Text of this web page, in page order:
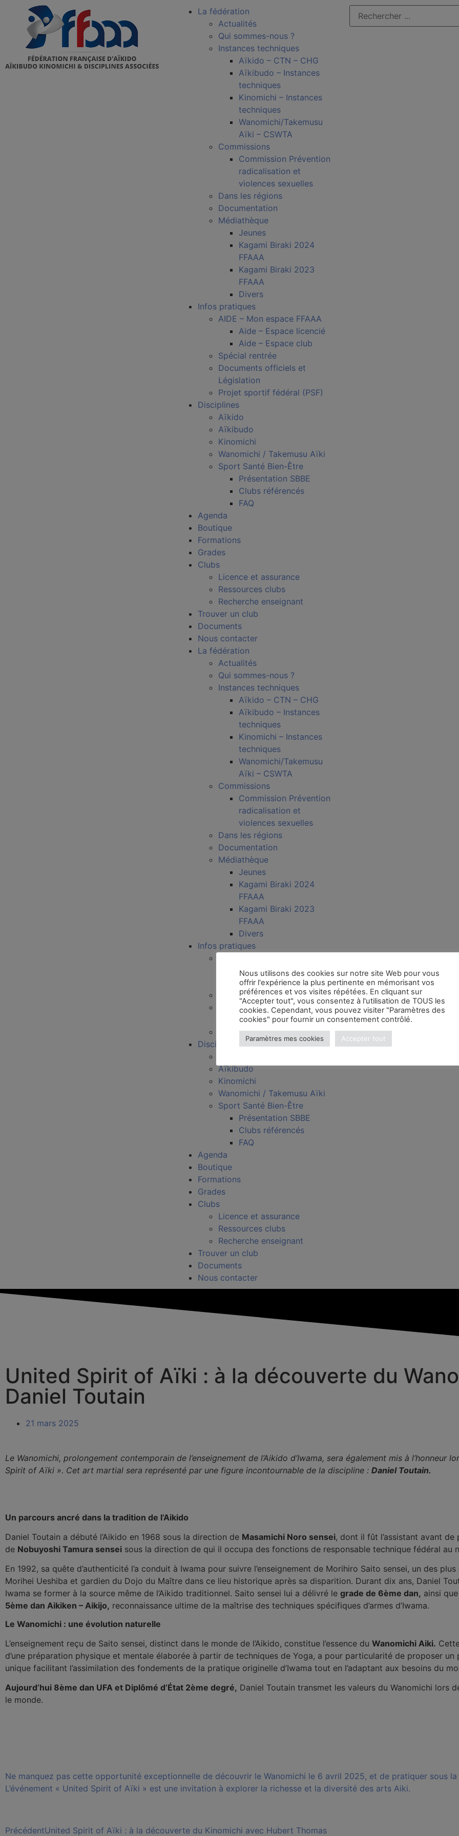
La fédération
Actualités
Qui sommes-nous ?
Instances techniques
Aïkido – CTN – CHG
Aïkibudo – Instances
techniques
Kinomichi – Instances
techniques
Wanomichi/Takemusu
Aïki – CSWTA
Commissions
Commission Prévention
radicalisation et
violences sexuelles
Dans les régions
Documentation
Médiathèque
Jeunes
Kagami Biraki 2024
FFAAA
Kagami Biraki 2023
FFAAA
Divers
Infos pratiques
AIDE – Mon espace FFAAA
Aide – Espace licencié
Aide – Espace club
Spécial rentrée
Documents officiels et
Législation
Projet sportif fédéral (PSF)
Disciplines
Aïkido
Aïkibudo
Kinomichi
Wanomichi / Takemusu Aïki
Sport Santé Bien-Être
Présentation SBBE
Clubs référencés
FAQ
Agenda
Boutique
Formations
Grades
Clubs
Licence et assurance
Ressources clubs
Recherche enseignant
Trouver un club
Documents
Nous contacter
La fédération
Actualités
Qui sommes-nous ?
Instances techniques
Aïkido – CTN – CHG
Aïkibudo – Instances
techniques
Kinomichi – Instances
techniques
Wanomichi/Takemusu
Aïki – CSWTA
Commissions
Commission Prévention
radicalisation et
violences sexuelles
Dans les régions
Documentation
Médiathèque
Jeunes
Kagami Biraki 2024
FFAAA
Kagami Biraki 2023
FFAAA
Divers
Infos pratiques
Aide – Espace licencié
Aide – Espace club
Spécial rentrée
Documents officiels et
Législation
Projet sportif fédéral (PSF)
Disciplines
Aïkibudo
Kinomichi
Wanomichi / Takemusu Aïki
Sport Santé Bien-Être
Présentation SBBE
Clubs référencés
FAQ
Agenda
Boutique
Formations
Grades
Clubs
Licence et assurance
Ressources clubs
Recherche enseignant
Trouver un club
Documents
Nous contacter
United Spirit of Aïki : à la découverte du
Daniel Toutain
21 mars 2025
Le Wanomichi, prolongement contemporain de l’enseignement de l’Aikido d’Iwama, sera également mis à l’honneur
Spirit of Aïki ». Cet art martial sera représenté par une figure incontournable de la discipline : Daniel Toutain.
Un parcours ancré dans la tradition de l’Aikido
Daniel Toutain a débuté l’Aikido en 1968 sous la direction de Masamichi Noro sensei, dont il fût l’assistant avant
de Nobuyoshi Tamura sensei sous la direction de qui il occupa des fonctions de responsable technique fédéral au
En 1992, sa quête d’authenticité l’a conduit à Iwama pour suivre l’enseignement de Morihiro Saito sensei, un des
Morihei Ueshiba et gardien du Dojo du Maître dans ce lieu historique après sa disparition. Durant dix ans, Daniel
Iwama se former à la source même de l’Aikido traditionnel. Saito sensei lui a délivré le grade de 6ème dan, ainsi
5ème dan Aikiken – Aikijo, reconnaissance ultime de la maîtrise des techniques spécifiques d’armes d’Iwama.
Le Wanomichi : une évolution naturelle
L’enseignement reçu de Saito sensei, distinct dans le monde de l’Aikido, constitue l’essence du Wanomichi Aiki.
d’une préparation physique et mentale élaborée à partir de techniques de Yoga, a pour particularité de proposer
unique facilitant l’assimilation des fondements de la pratique originelle d’Iwama tout en l’adaptant aux besoins du
Aujourd’hui 8ème dan UFA et Diplômé d’État 2ème degré, Daniel Toutain transmet les valeurs du Wanomichi lors
le monde.
Ne manquez pas cette opportunité exceptionnelle de découvrir le Wanomichi le 6 avril 2025, et de pratiquer sous la
L’événement « United Spirit of Aïki » est une invitation à explorer la richesse et la diversité des arts Aiki.
PrécédentUnited Spirit of Aïki : à la découverte du Kinomichi avec Hubert Thomas
Nous utilisons des cookies sur notre site Web pour vous
offrir l'expérience la plus pertinente en mémorisant vos
préférences et vos visites répétées. En cliquant sur
"Accepter tout", vous consentez à l'utilisation de TOUS les
cookies. Cependant, vous pouvez visiter "Paramètres des
cookies" pour fournir un consentement contrôlé.
Paramètres mes cookies Accepter tout